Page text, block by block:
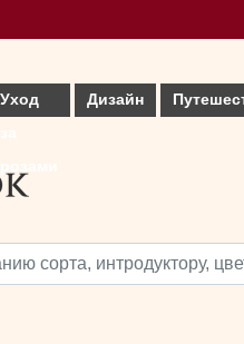
Уход
Дизайн